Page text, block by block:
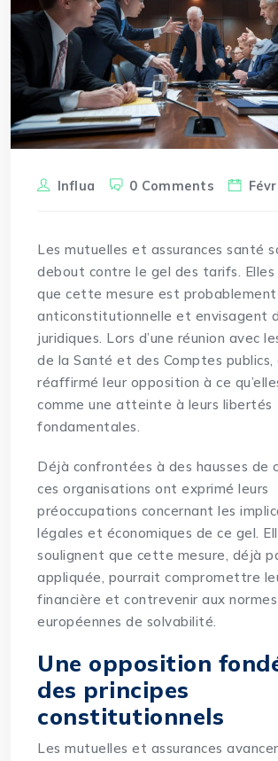
Influa 0 Comments
Les mutuelles et assurances santé
debout contre le gel des tarifs.
que cette mesure est probablement
anticonstitutionnelle et envisagent
juridiques. Lors d’une réunion avec
de la Santé et des Comptes publics,
réaffirmé leur opposition à ce
comme une atteinte à leurs libertés
fondamentales.
Déjà confrontées à des hausses de
ces organisations ont exprimé leurs
préoccupations concernant les
légales et économiques de ce gel.
soulignent que cette mesure, déjà
appliquée, pourrait compromettre
financière et contrevenir aux normes
européennes de solvabilité.
Une opposition
des principes
constitutionnels
Les mutuelles et assurances